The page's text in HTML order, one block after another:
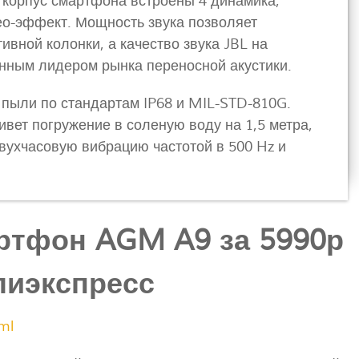
эффект. Мощность звука позволяет
колонки, а качество звука JBL на
лидером рынка переносной акустики.
по стандартам IP68 и MIL-STD-810G.
погружение в соленую воду на 1,5 метра,
вибрацию частотой в 500 Hz и
AGM A9 за 5990р